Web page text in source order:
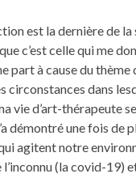
est la dernière de la
c’est celle qui me
part à cause du thème
circonstances dans
vie d’art-thérapeute
démontré une fois de
agitent notre
(la covid-19)